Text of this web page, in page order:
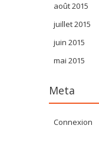
août 2015
juillet 2015
juin 2015
mai 2015
Meta
Connexion